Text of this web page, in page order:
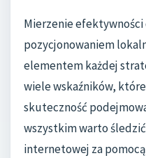
Mierzenie efektywności
pozycjonowaniem
elementem każdej
wiele wskaźników,
skuteczność
wszystkim warto
internetowej za